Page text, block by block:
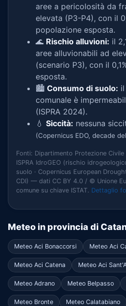
aree a pericolosità da
elevata (P3-P4), con il
popolazione esposta.
🌊 Rischio alluvioni: il
aree alluvionabili ad
(scenario P3), con il
esposta.
🏙️ Consumo di suolo:
comunale è
(ISPRA 2024).
💧 Siccità: nessuna
(Copernicus EDO, decade
Fonti: Dipartimento Protezione
ISPRA IdroGEO (rischio
suolo · Copernicus European
CDI) — dati CC BY 4.0 / © Unione
comune su chiave ISTAT. Dettaglio
Meteo in provincia di
Meteo Aci Bonaccorsi Meteo Aci
Meteo Aci Catena Meteo Aci
Meteo Adrano Meteo Belpasso
Meteo Bronte Meteo Calatabiano